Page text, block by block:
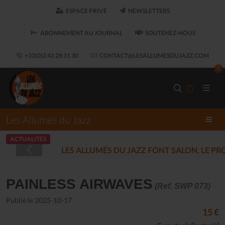
ESPACE PRIVÉ NEWSLETTERS
ABONNEMENT AU JOURNAL SOUTENEZ-NOUS
+33(0)2 43 28 31 30 CONTACT@LESALLUMESDUJAZZ.COM
0
Les Allumés du Jazz
ACTUALITÉS
LES ALLUMÉS DU JAZZ FONT SALON, LE
PAINLESS AIRWAVES (Ref. SWP 073)
Publié le 2025-10-17
15 €